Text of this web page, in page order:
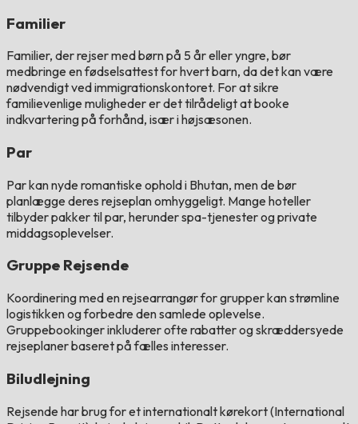
Familier
Familier, der rejser med børn på 5 år eller yngre, bør
medbringe en fødselsattest for hvert barn, da det kan være
nødvendigt ved immigrationskontoret. For at sikre
familievenlige muligheder er det tilrådeligt at booke
indkvartering på forhånd, især i højsæsonen.
Par
Par kan nyde romantiske ophold i Bhutan, men de bør
planlægge deres rejseplan omhyggeligt. Mange hoteller
tilbyder pakker til par, herunder spa-tjenester og private
middagsoplevelser.
Gruppe Rejsende
Koordinering med en rejsearrangør for grupper kan strømline
logistikken og forbedre den samlede oplevelse.
Gruppebookinger inkluderer ofte rabatter og skræddersyede
rejseplaner baseret på fælles interesser.
Biludlejning
Rejsende har brug for et internationalt kørekort (International